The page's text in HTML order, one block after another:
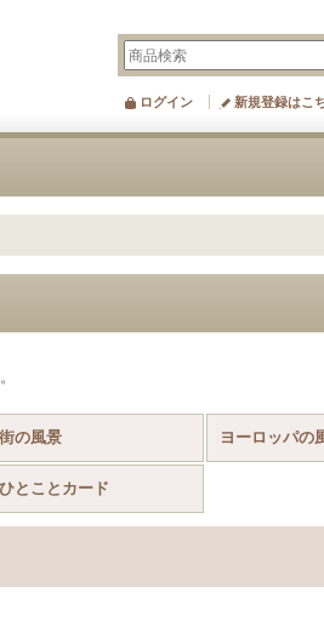
ログイン 新規登録はこ
街の風景 ヨーロッパの
ひとことカード